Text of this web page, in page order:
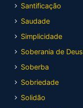
Santificação
Saudade
Simplicidade
Soberania de Deus
Soberba
Sobriedade
Solidão